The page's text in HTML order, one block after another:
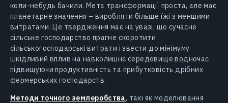
коли-небудь бачили. Мета трансформації проста, але має
планетарне значення – виробляти більше їжі з меншими
витратами. Це твердження має на увазі, що сучасне
сільське господарство прагне скоротити
сільськогосподарські витрати і звести до мінімуму
шкідливий вплив на навколишнє середовище водночас
підвищуючи продуктивність та прибутковість дрібних
фермерських господарств.
Методи точного землеробства, такі як моделювання